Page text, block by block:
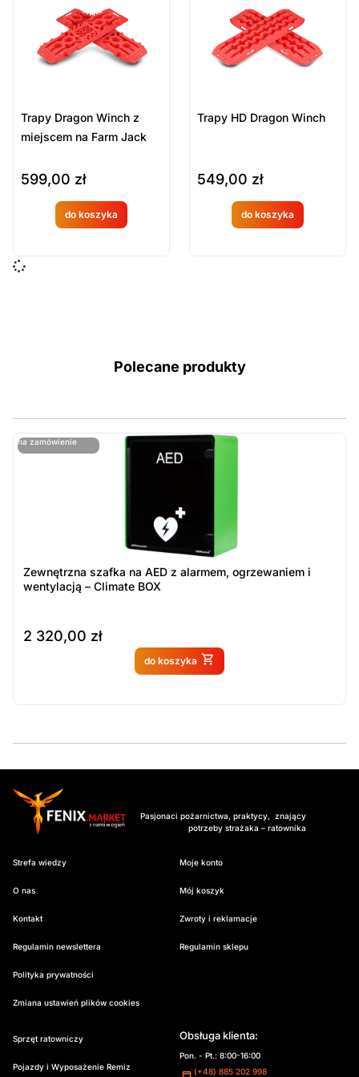
Cena
Kategorie Produktów
Pojazdy i Wyposażenie Remiz
Wyciągarki i akcesoria
Trapy Dragon Winch z
miejscem na Farm Jack
599,00 zł
do koszyka
Produkt
dostępny
Trapy HD Dragon Winch
549,00 zł
do koszyka
Produkt
Polecane produkty
na zamówienie
ostatnie sztuki
Zewnętrzna szafka na AED z alarmem, ogrzewaniem i
wentylacją – Climate BOX
2 320,00 zł
do koszyka
Produkt dostępny na
Pasjonaci pożarnictwa, praktycy, znający
potrzeby strażaka – ratownika
Strefa wiedzy
O nas
Kontakt
Regulamin newslettera
Polityka prywatności
Zmiana ustawień plików cookies
Moje konto
Mój koszyk
Zwroty i reklamacje
Regulamin sklepu
Sprzęt ratowniczy
Pojazdy i Wyposażenie Remiz
Obsługa klienta:
Pon. - Pt.: 8:00-16:00
(+48) 885 202 998